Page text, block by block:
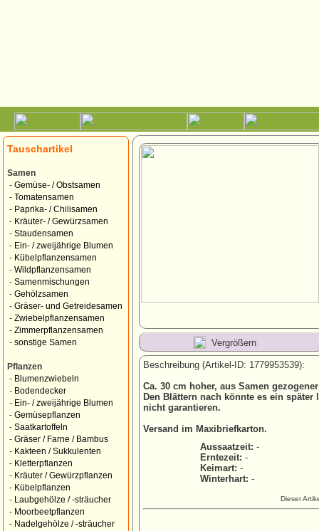
Tauschartikel
Samen
- Gemüse- / Obstsamen
- Tomatensamen
- Paprika- / Chilisamen
- Kräuter- / Gewürzsamen
- Staudensamen
- Ein- / zweijährige Blumen
- Kübelpflanzensamen
- Wildpflanzensamen
- Samenmischungen
- Gehölzsamen
- Gräser- und Getreidesamen
- Zwiebelpflanzensamen
- Zimmerpflanzensamen
- sonstige Samen
Pflanzen
- Blumenzwiebeln
- Bodendecker
- Ein- / zweijährige Blumen
- Gemüsepflanzen
- Saatkartoffeln
- Gräser / Farne / Bambus
- Kakteen / Sukkulenten
- Kletterpflanzen
- Kräuter / Gewürzpflanzen
- Kübelpflanzen
-
Laubgehölze / -sträucher
- Moorbeetpflanzen
- Nadelgehölze / -sträucher
Vergrößern
Beschreibung (Artikel-ID: 1779953539):
Ca. 30 cm hoher, aus Samen
Den Blättern nach könnte es ein
nicht garantieren.
Versand im Maxibriefkarton.
Aussaatzeit: -
Erntezeit: -
Keimart: -
Winterhart: -
Dieser